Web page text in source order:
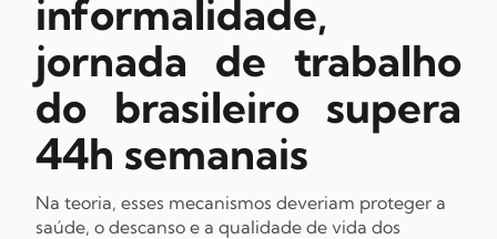
informalidade,
jornada de trabalho
do brasileiro supera
44h semanais
Na teoria, esses mecanismos deveriam proteger a
saúde, o descanso e a qualidade de vida dos